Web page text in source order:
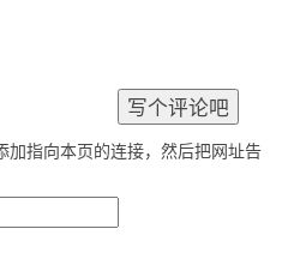
加指向本页的连接，然后把网址告